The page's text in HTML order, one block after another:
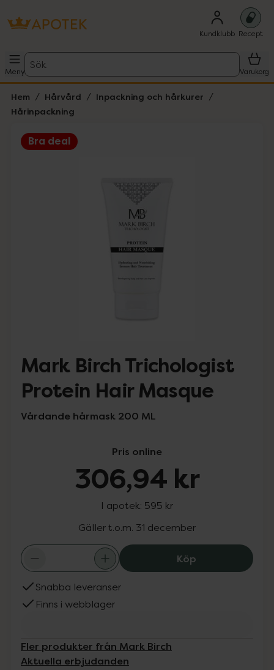
Kundklubb Recept
Meny
Sök
Varukorg
Hem Hårvård
Inpackning och hårkurer
Hårinpackning
Bra deal
Mark Birch Trichologist
Protein Hair Masque
Vårdande hårmask 200 ML
Pris online
306,94 kr
I apotek: 595 kr
Gäller t.o.m. 31 december
KöpMark Birch
Snabba leveranser
Finns i webblager
Fler produkter från Mark Birch
Aktuella erbjudanden